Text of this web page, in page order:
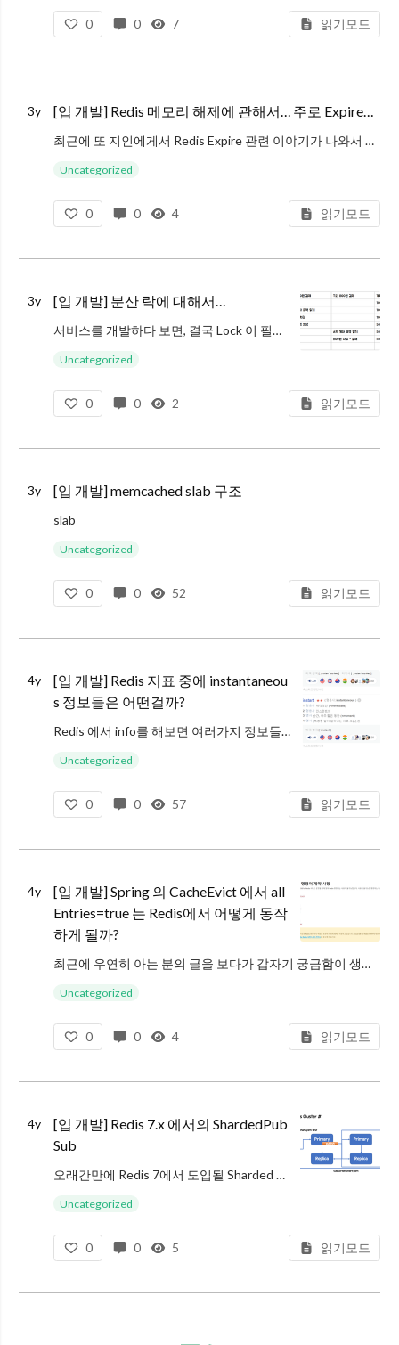
0 0 7 읽기모드
3y [입 개발] Redis 메모리 해제에 관해서… 주로 Expire…
최근에 또 지인에게서 Redis Expire 관련 이야기가 나와서 다시 한번 살짝 정리해 보기로 합니다.
Redis 에서는 Expire라는 기능이 있어서 해당 Key의 수명을 지정해줄 수 있습니다. 그래서 수명이 지난 Key는 자
Uncategorized
0 0 4 읽기모드
3y [입 개발] 분산 락에 대해서…
서비스를 개발하다 보면, 결국 Lock 이 필요한 시점이 있습니다. 하나의 Process 레벨에서 사용하 수 있는 Lock 부터, 프로레스 들끼리의 경합을 보장하기 위한 Lock 등 사용할 수 있는 것들이 많습니다.
그런데 서비
Uncategorized
0 0 2 읽기모드
3y [입 개발] memcached slab 구조
slab
MAX_NUMBER_OF_SLAB_CLASSES = 63 + 1로 정의됨
memcache 는 시작시에 factor 값에 의해서 사이
Uncategorized
0 0 52 읽기모드
4y
[입 개발] Redis 지표 중에 instantaneou
s 정보들은 어떤걸까?
Redis 에서 info를 해보면 여러가지 정보들이 있습니다.
위의 정보들을 보면, 여러가지 정보가 있지만, instantaneous_ops_per_sec 이라는 항목처럼 instantaneous_ 라는 접두어로 시작하는 항목
Uncategorized
0 0 57 읽기모드
4y
[입 개발] Spring 의 CacheEvict 에서 all
Entries=true 는 Redis에서 어떻게 동작
하게 될까?
최근에 우연히 아는 분의 글을 보다가 갑자기 궁금함이 생겼습니다. 네이버 클라우드의 Redis를 사용중인데 CacheEvict 에서 allEntries = true 를 줬을 경우, 동작이 실패한다는 것이었습니다. Spring에서
Uncategorized
0 0 4 읽기모드
4y
[입 개발] Redis 7.x 에서의 ShardedPub
Sub
오래간만에 Redis 7에서 도입될 Sharded PubSub 에 대해서 좀 분석을 해보게 되었습니다. Sharded PubSub 은 기존 Redis Cluster 에서의 PubSub 의 단점을 해결하기 위해서 도입된 기술입니다.
Uncategorized
0 0 5 읽기모드